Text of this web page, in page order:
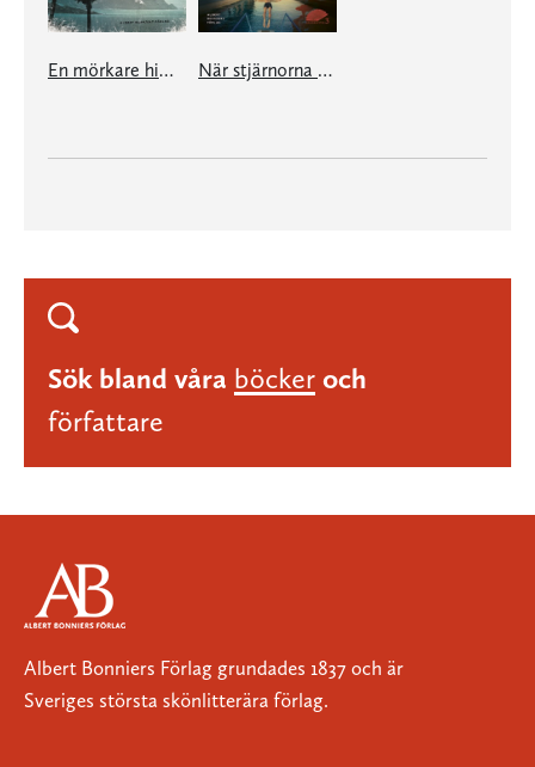
En mörkare himmel När stjärnorna faller
Sök bland våra böcker och
författare
Albert Bonniers Förlag grundades 1837 och är
Sveriges största skönlitterära förlag.